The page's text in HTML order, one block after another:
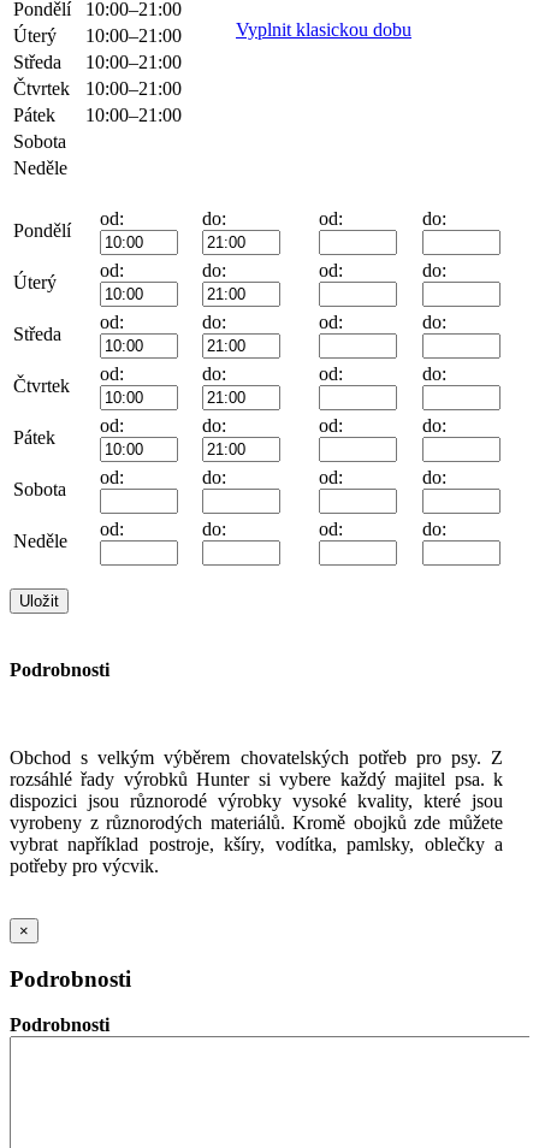
Pondělí
10:00–21:00
Úterý
10:00–21:00
Středa
10:00–21:00
Čtvrtek
10:00–21:00
Pátek
10:00–21:00
Sobota
Neděle
Vyplnit klasickou dobu
Pondělí
od: do: od: do:
Úterý
od: do: od: do:
Středa
od: do: od: do:
Čtvrtek
od: do: od: do:
Pátek
od: do: od: do:
Sobota
od: do: od: do:
Neděle
od: do: od: do:
Podrobnosti
Obchod s velkým výběrem chovatelských potřeb pro psy. Z
rozsáhlé řady výrobků Hunter si vybere každý majitel psa. k
dispozici jsou různorodé výrobky vysoké kvality, které jsou
vyrobeny z různorodých materiálů. Kromě obojků zde můžete
vybrat například postroje, kšíry, vodítka, pamlsky, oblečky a
potřeby pro výcvik.
×
Podrobnosti
Podrobnosti